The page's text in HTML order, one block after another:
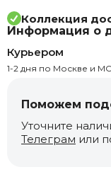
Коллекция
Информация о
Курьером
1-2 дня по Москве и
Поможем
Уточните
Телеграм или